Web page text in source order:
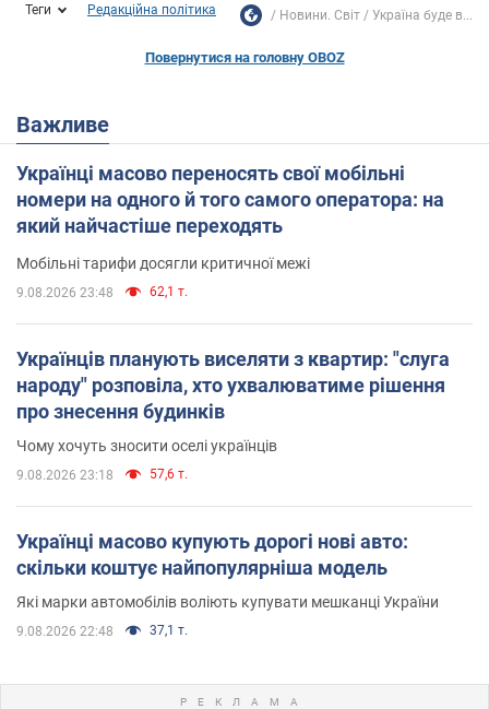
Теги Редакційна політика Новини. Світ Україна буде в...
Повернутися на головну OBOZ
Важливе
Українці масово переносять свої мобільні
номери на одного й того самого оператора: на
який найчастіше переходять
Мобільні тарифи досягли критичної межі
9.08.2026 23:48 62,1 т.
Українців планують виселяти з квартир: "слуга
народу" розповіла, хто ухвалюватиме рішення
про знесення будинків
Чому хочуть зносити оселі українців
9.08.2026 23:18 57,6 т.
Українці масово купують дорогі нові авто:
скільки коштує найпопулярніша модель
Які марки автомобілів воліють купувати мешканці України
9.08.2026 22:48 37,1 т.